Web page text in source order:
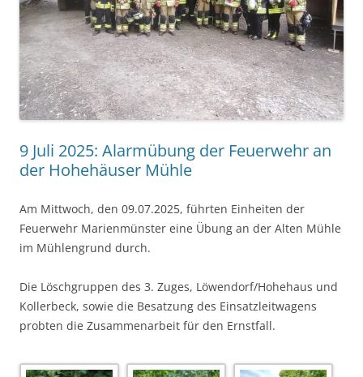
9 Juli 2025: Alarmübung der Feuerwehr an
der Hohehäuser Mühle
Am Mittwoch, den 09.07.2025, führten Einheiten der
Feuerwehr Marienmünster eine Übung an der Alten Mühle
im Mühlengrund durch.
Die Löschgruppen des 3. Zuges, Löwendorf/Hohehaus und
Kollerbeck, sowie die Besatzung des Einsatzleitwagens
probten die Zusammenarbeit für den Ernstfall.